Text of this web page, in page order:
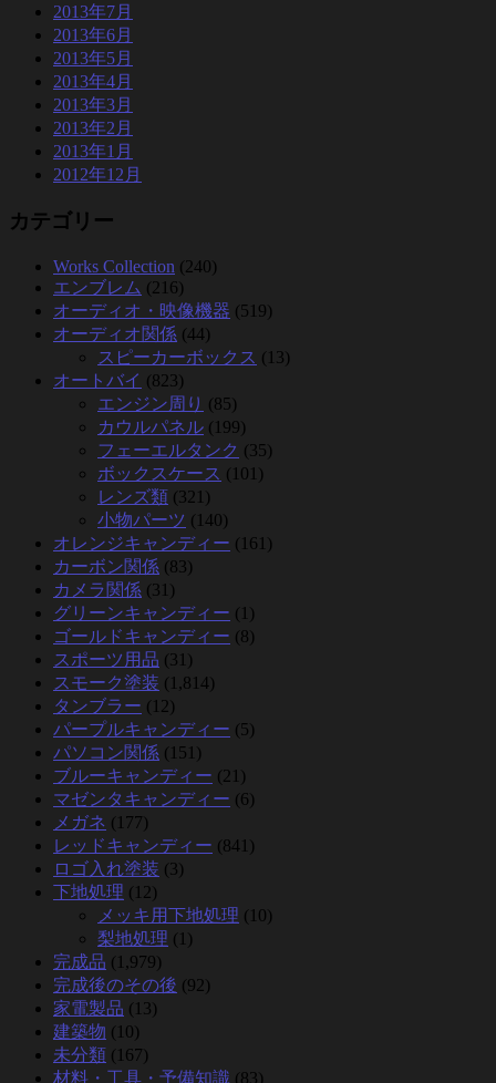
2013年7月
2013年6月
2013年5月
2013年4月
2013年3月
2013年2月
2013年1月
2012年12月
カテゴリー
Works Collection (240)
エンブレム (216)
オーディオ・映像機器 (519)
オーディオ関係 (44)
スピーカーボックス (13)
オートバイ (823)
エンジン周り (85)
カウルパネル (199)
フェーエルタンク (35)
ボックスケース (101)
レンズ類 (321)
小物パーツ (140)
オレンジキャンディー (161)
カーボン関係 (83)
カメラ関係 (31)
グリーンキャンディー (1)
ゴールドキャンディー (8)
スポーツ用品 (31)
スモーク塗装 (1,814)
タンブラー (12)
パープルキャンディー (5)
パソコン関係 (151)
ブルーキャンディー (21)
マゼンタキャンディー (6)
メガネ (177)
レッドキャンディー (841)
ロゴ入れ塗装 (3)
下地処理 (12)
メッキ用下地処理 (10)
梨地処理 (1)
完成品 (1,979)
完成後のその後 (92)
家電製品 (13)
建築物 (10)
未分類 (167)
材料・工具・予備知識 (83)